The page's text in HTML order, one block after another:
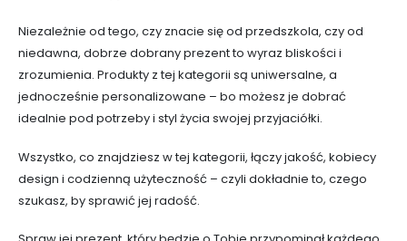
Niezależnie od tego, czy znacie się od przedszkola, czy od
niedawna, dobrze dobrany prezent to wyraz bliskości i
zrozumienia. Produkty z tej kategorii są uniwersalne, a
jednocześnie personalizowane – bo możesz je dobrać
idealnie pod potrzeby i styl życia swojej przyjaciółki.
Wszystko, co znajdziesz w tej kategorii, łączy jakość, kobiecy
design i codzienną użyteczność – czyli dokładnie to, czego
szukasz, by sprawić jej radość.